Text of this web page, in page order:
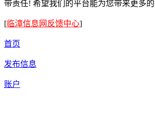
带责任! 希望我们的平台能为您带来更多的
[临漳信息网反馈中心]
首页
发布信息
账户